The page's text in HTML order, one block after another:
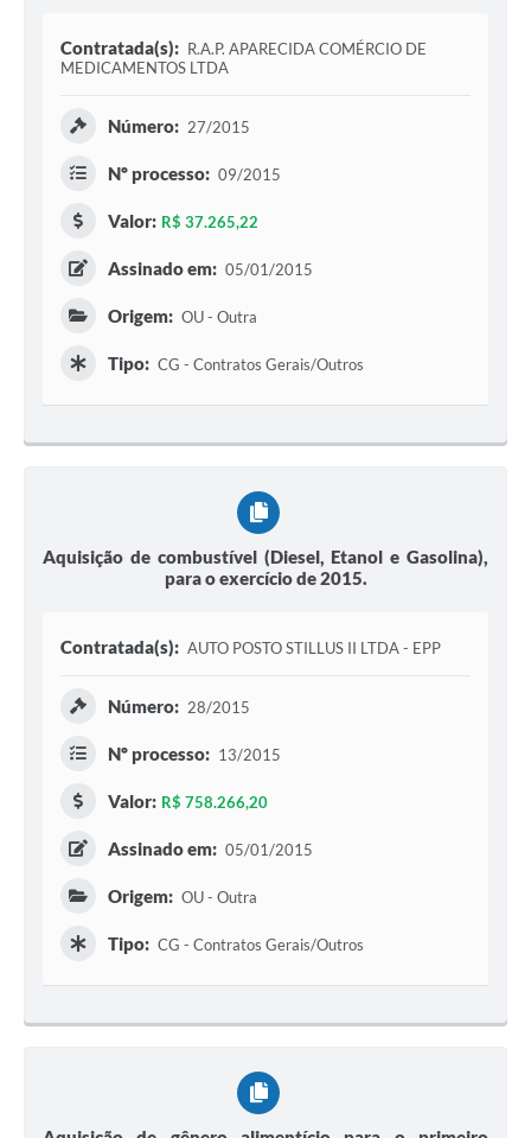
Contratada(s): R.A.P. APARECIDA COMÉRCIO DE
MEDICAMENTOS LTDA
Número: 27/2015
Nº processo: 09/2015
Valor: R$ 37.265,22
Assinado em: 05/01/2015
Origem: OU - Outra
Tipo: CG - Contratos Gerais/Outros
Aquisição de combustível (Diesel, Etanol e Gasolina),
para o exercício de 2015.
Contratada(s): AUTO POSTO STILLUS II LTDA - EPP
Número: 28/2015
Nº processo: 13/2015
Valor: R$ 758.266,20
Assinado em: 05/01/2015
Origem: OU - Outra
Tipo: CG - Contratos Gerais/Outros